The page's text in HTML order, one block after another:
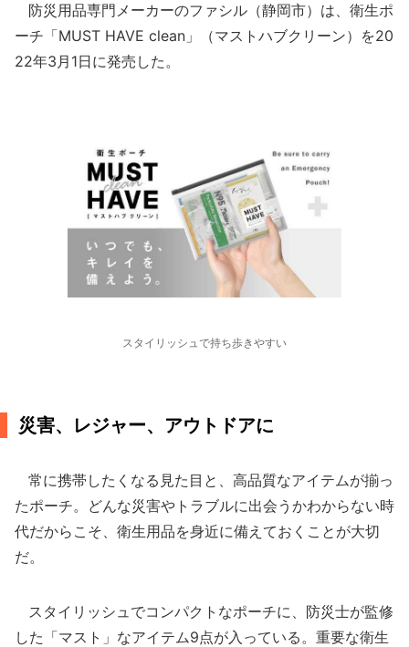
防災用品専門メーカーのファシル（静岡市）は、衛生ポ
ーチ「MUST HAVE clean」（マストハブクリーン）を20
22年3月1日に発売した。
スタイリッシュで持ち歩きやすい
災害、レジャー、アウトドアに
常に携帯したくなる見た目と、高品質なアイテムが揃っ
たポーチ。どんな災害やトラブルに出会うかわからない時
代だからこそ、衛生用品を身近に備えておくことが大切
だ。
スタイリッシュでコンパクトなポーチに、防災士が監修
した「マスト」なアイテム9点が入っている。重要な衛生